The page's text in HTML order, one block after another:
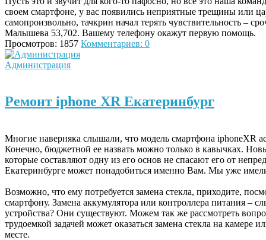
своем смартфоне, у вас появились неприятные трещины или
самопроизвольно, тачкрин начал терять чувствительность –
Малышева 53,702. Вашему телефону окажут первую помощь.
Просмотров: 1857 Комментариев: 0
Администрация
Ремонт iphone XR Екатеринбург
Многие наверняка слышали, что модель смартфона iphoneXR
Конечно, бюджетной ее назвать можно только в кавычках.
которые составляют одну из его основ не спасают его от
Екатеринбурге может понадобиться именно Вам. Мы уже
Возможно, что ему потребуется замена стекла, приходите,
смартфону. Замена аккумулятора или контроллера питания –
устройства? Они существуют. Можем так же рассмотреть
трудоемкой задачей может оказаться замена стекла на камере
месте.